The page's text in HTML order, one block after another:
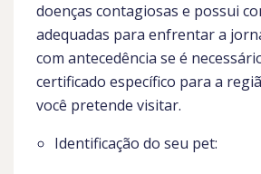
doenças contagiosas e possui
adequadas para enfrentar a
com antecedência se é
certificado específico para a
você pretende visitar.
Identificação do seu pet: